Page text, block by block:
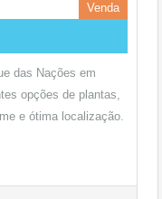
Venda
das Nações em
opções de plantas,
e ótima localização.